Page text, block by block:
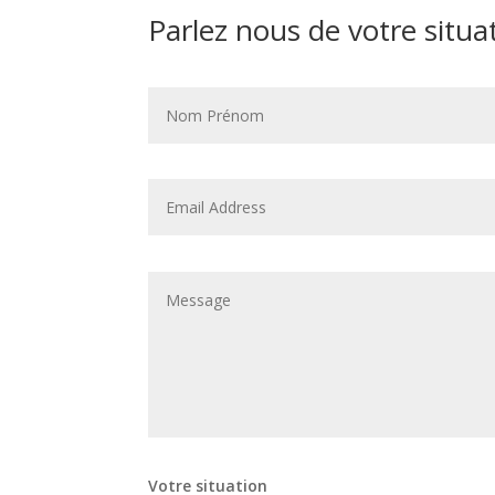
Parlez nous de votre
Votre situation